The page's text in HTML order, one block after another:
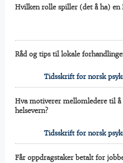
Hvilken rolle spiller (det å ha) en
Råd og tips til lokale
Tidsskrift for norsk
Hva motiverer mellomledere til
helsevern?
Tidsskrift for norsk
Får oppdragstaker betalt for